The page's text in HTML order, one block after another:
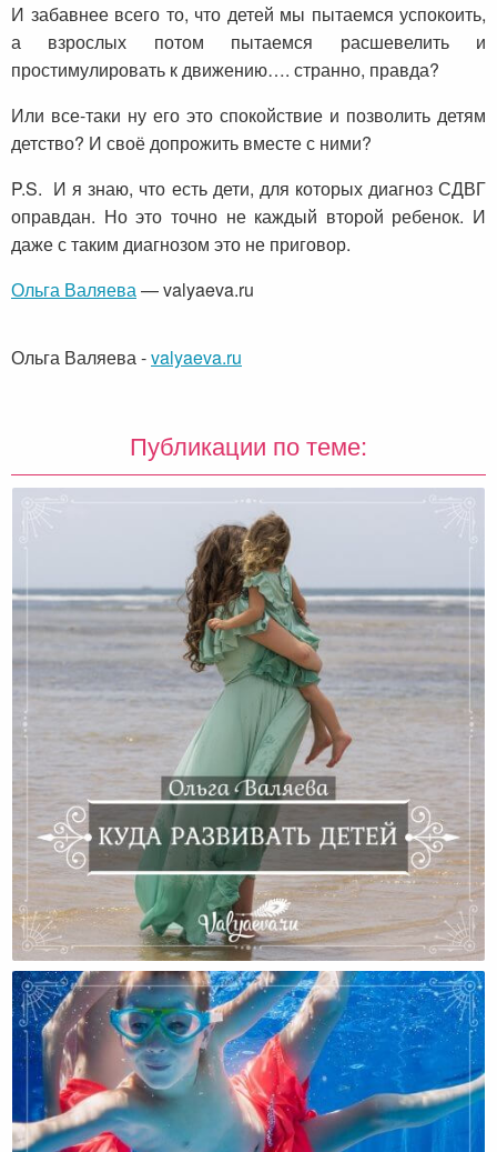
И забавнее всего то, что детей мы пытаемся успокоить,
а взрослых потом пытаемся расшевелить и
простимулировать к движению…. странно, правда?
Или все-таки ну его это спокойствие и позволить детям
детство? И своё допрожить вместе с ними?
P.S. И я знаю, что есть дети, для которых диагноз СДВГ
оправдан. Но это точно не каждый второй ребенок. И
даже с таким диагнозом это не приговор.
Ольга Валяева— valyaeva.ru
Ольга Валяева-valyaeva.ru
Публикации по теме:
Куда Развивать Детей